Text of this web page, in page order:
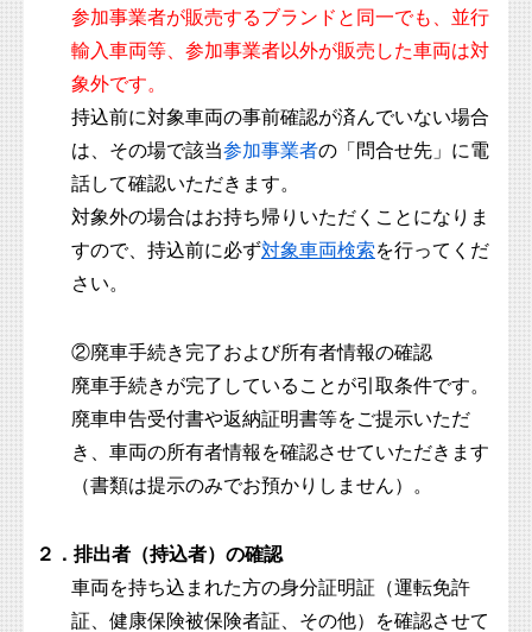
参加事業者が販売するブランドと同一でも、並行
輸入車両等、参加事業者以外が販売した車両は対
象外です。
持込前に対象車両の事前確認が済んでいない場合
は、その場で該当参加事業者の「問合せ先」に電
話して確認いただきます。
対象外の場合はお持ち帰りいただくことになりま
すので、持込前に必ず対象車両検索を行ってくだ
さい。
②廃車手続き完了および所有者情報の確認
廃車手続きが完了していることが引取条件です。
廃車申告受付書や返納証明書等をご提示いただ
き、車両の所有者情報を確認させていただきます
（書類は提示のみでお預かりしません）。
２．排出者（持込者）の確認
車両を持ち込まれた方の身分証明証（運転免許
証、健康保険被保険者証、その他）を確認させて